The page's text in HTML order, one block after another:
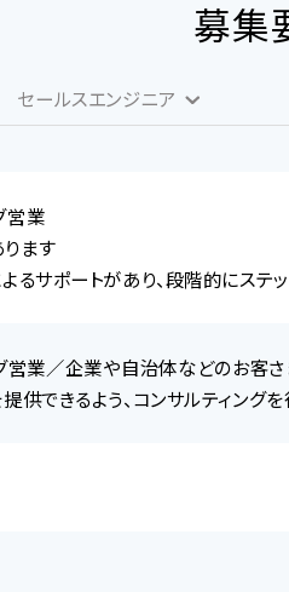
募集
セールスエンジニア
営業
ます
サポートがあり、段階的にステ
営業／企業や自治体などのお客
供できるよう、コンサルティングを